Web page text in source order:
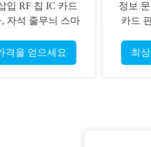
입 RF 칩 IC 카드
자석 줄무늬 스마
격을 얻으세요
정보
카드
최